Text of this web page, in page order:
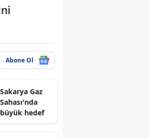
Abone Ol
Sakarya Gaz
Sahası'nda
büyük hedef